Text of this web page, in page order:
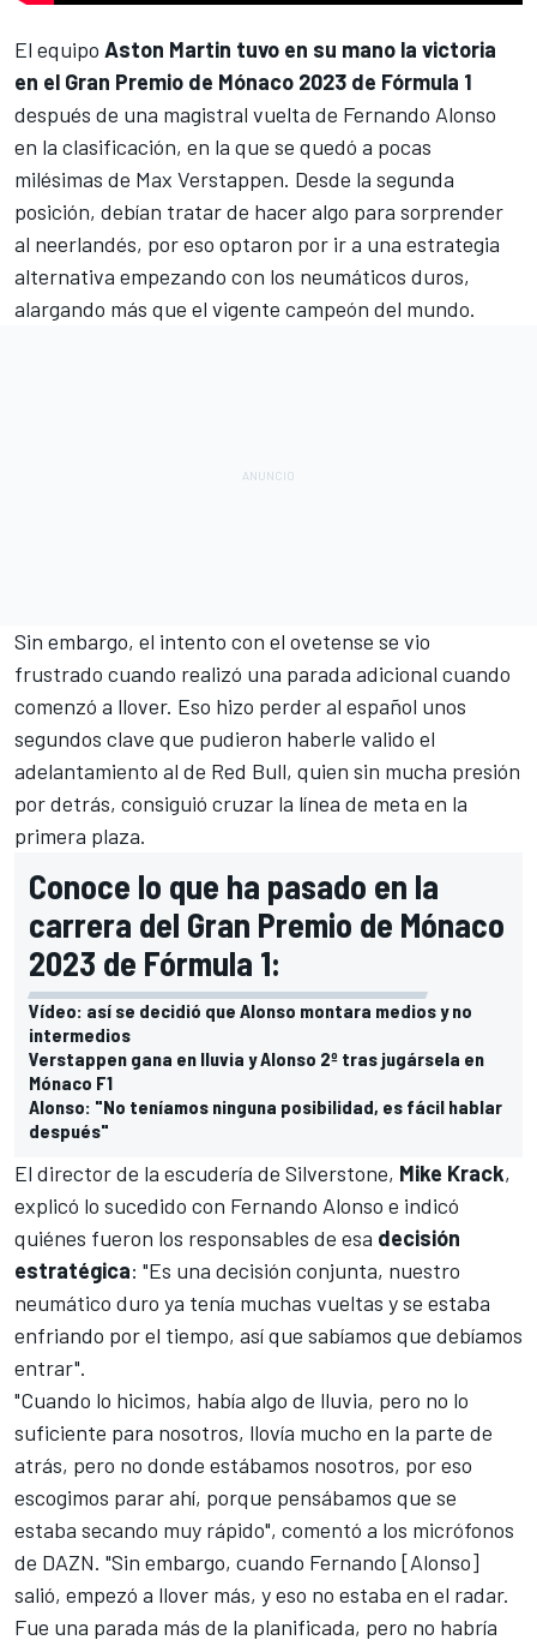
El equipo Aston Martin tuvo en su mano la victoria
en el Gran Premio de Mónaco 2023 de Fórmula 1
después de una magistral vuelta de Fernando Alonso
en la clasificación, en la que se quedó a pocas
milésimas de Max Verstappen. Desde la segunda
posición, debían tratar de hacer algo para sorprender
al neerlandés, por eso optaron por ir a una estrategia
alternativa empezando con los neumáticos duros,
alargando más que el vigente campeón del mundo.
Sin embargo, el intento con el ovetense se vio
frustrado cuando realizó una parada adicional cuando
comenzó a llover. Eso hizo perder al español unos
segundos clave que pudieron haberle valido el
adelantamiento al de Red Bull, quien sin mucha presión
por detrás, consiguió cruzar la línea de meta en la
primera plaza.
Conoce lo que ha pasado en la
carrera del Gran Premio de Mónaco
2023 de Fórmula 1:
Vídeo: así se decidió que Alonso montara medios y no
intermedios
Verstappen gana en lluvia y Alonso 2º tras jugársela en
Mónaco F1
Alonso: "No teníamos ninguna posibilidad, es fácil hablar
después"
El director de la escudería de Silverstone, Mike Krack,
explicó lo sucedido con Fernando Alonso e indicó
quiénes fueron los responsables de esa decisión
estratégica: "Es una decisión conjunta, nuestro
neumático duro ya tenía muchas vueltas y se estaba
enfriando por el tiempo, así que sabíamos que debíamos
entrar".
"Cuando lo hicimos, había algo de lluvia, pero no lo
suficiente para nosotros, llovía mucho en la parte de
atrás, pero no donde estábamos nosotros, por eso
escogimos parar ahí, porque pensábamos que se
estaba secando muy rápido", comentó a los micrófonos
de DAZN. "Sin embargo, cuando Fernando [Alonso]
salió, empezó a llover más, y eso no estaba en el radar.
Fue una parada más de la planificada, pero no habría